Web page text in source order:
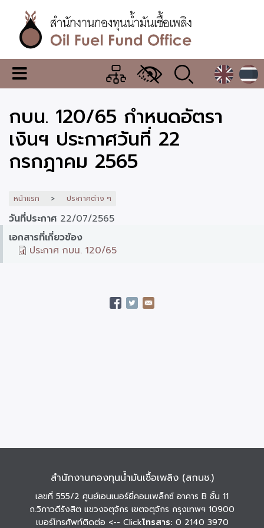
เนื้อหา
หลักสำนักงาน
กองทุน
น้ำมัน
เชื้อ
เพลิง
เมนู
เปลี่ยน
แสดง
ผล
กบน. 120/65 กำหนดอัตรา
เงินฯ ประกาศวันที่ 22
กรกฎาคม 2565
หน้าแรก ประกาศต่าง ๆ
วันที่ประกาศ 22/07/2565
เอกสารที่เกี่ยวข้อง
ประกาศ กบน. 120/65
สำนักงานกองทุนน้ำมันเชื้อเพลิง (สกนช.)
เลขที่ 555/2 ศูนย์เอนเนอร์ยี่คอมเพล็กซ์ อาคาร B ชั้น 11
ถ.วิภาวดีรังสิต แขวงจตุจักร เขตจตุจักร กรุงเทพฯ 10900
เบอร์โทรศัพท์ติดต่อ <-- Clickโทรสาร: 0 2140 3970